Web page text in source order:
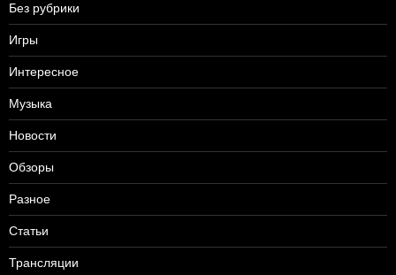
Без рубрики
Игры
Интересное
Музыка
Новости
Обзоры
Разное
Статьи
Трансляции